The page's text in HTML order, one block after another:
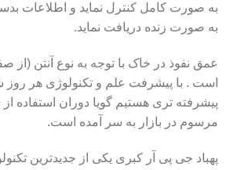
به صورت کامل کنترل نماید و اطلاعات
به صورت زنده دریافت نماید.
است . با پیشرفت علم و تکنولوژی هر
پیشرفته تری هستیم گویا دوران استفاده
مرسوم در بازار به سر آمده است.
پهباد جی پی آر کبری یکی از جدیدترین